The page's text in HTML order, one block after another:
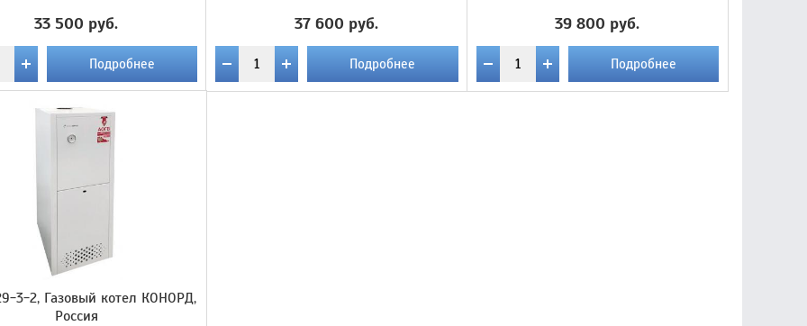
33 500 руб.
Подробнее
37 600 руб.
Подробнее
39 800 руб.
Подробнее
3-2, Газовый котел КОНОРД,
Россия